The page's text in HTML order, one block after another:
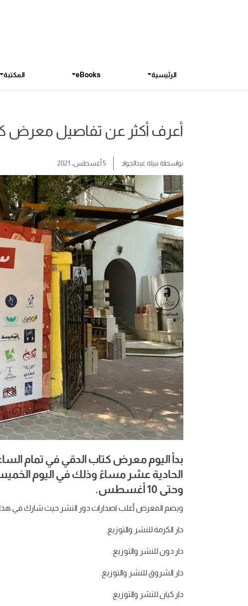
الرئيسية eBooks المكتبة
أعرف أكثر عن تفاصيل معرض
بواسطةنبيلة عبدالجواد 5 أغسطس، 2021
بدأ اليوم معرض كتاب الدقي في تمام
وحتى 10 أغسطس.
ويضم المعرض أغلب اصدارات دور النشر حيث شارك في هذا
دار الكرمة للنشر والتوزيع.
دار دون للنشر والتوزيع.
دار الشروق للنشر والتوزيع.
دار كيان للنشر والتوزيع.